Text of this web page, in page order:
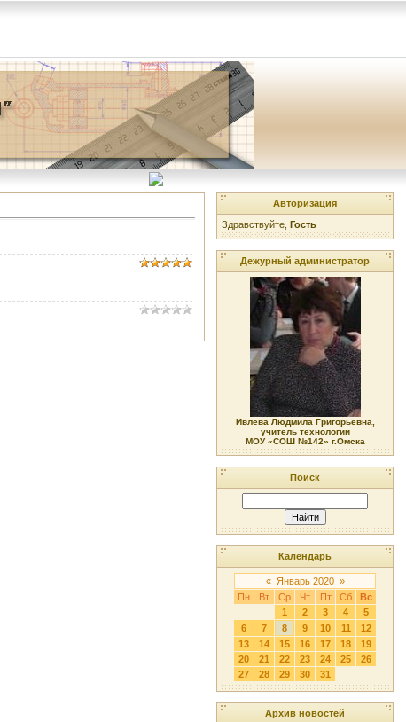
|
Авторизация
Здравствуйте, Гость
Дежурный администратор
Ивлева Людмила Григорьевна,
учитель технологии
МОУ «СОШ №142» г.Омска
Поиск
Календарь
« Январь 2020 »
Пн
Вт Ср Чт Пт Сб
Вс
1
2 3 4
5
6
7 8 9 10 11
12
13
14 15 16 17 18
19
20
21 22 23 24 25
26
27
28 29 30 31
Архив новостей